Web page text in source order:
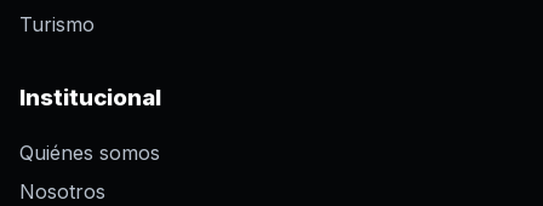
Turismo
Institucional
Quiénes somos
Nosotros